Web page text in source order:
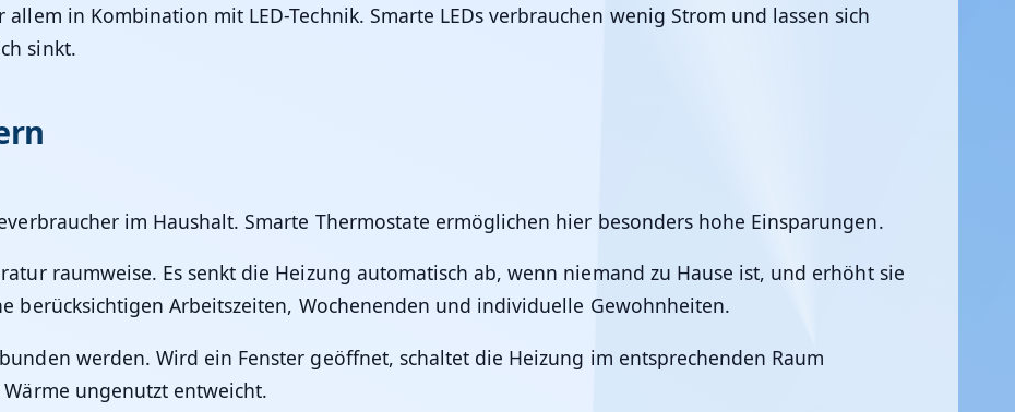
in Kombination mit LED-Technik. Smarte LEDs verbrauchen wenig Strom und lassen sich
sinkt.
im Haushalt. Smarte Thermostate ermöglichen hier besonders hohe Einsparungen.
raumweise. Es senkt die Heizung automatisch ab, wenn niemand zu Hause ist, und erhöht sie
berücksichtigen Arbeitszeiten, Wochenenden und individuelle Gewohnheiten.
werden. Wird ein Fenster geöffnet, schaltet die Heizung im entsprechenden Raum
ungenutzt entweicht.